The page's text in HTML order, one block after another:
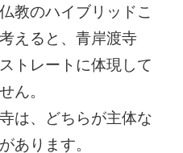
教のハイブリッドこ
えると、青岸渡寺
トレートに体現して
ん。
は、どちらが主体な
あります。